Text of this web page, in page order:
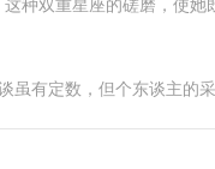
种双重星座的磋磨，使她
有定数，但个东谈主的采